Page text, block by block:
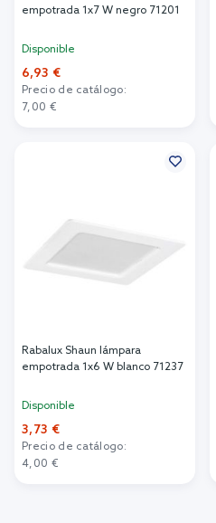
empotrada 1x7 W negro 71201
Disponible
6,93 €
Precio de catálogo:
7,00 €
Rabalux Shaun lámpara
empotrada 1x6 W blanco 71237
Disponible
3,73 €
Precio de catálogo:
4,00 €